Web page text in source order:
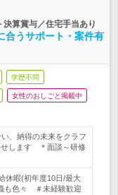
算賞与／住宅手当あり
合うサポート・案件有
学歴不問
女性のおしごと掲載中
、納得の未来をクラフ
せします ＊面談～研修
休暇(初年度10日/最大
も色々 ＃未経験歓迎